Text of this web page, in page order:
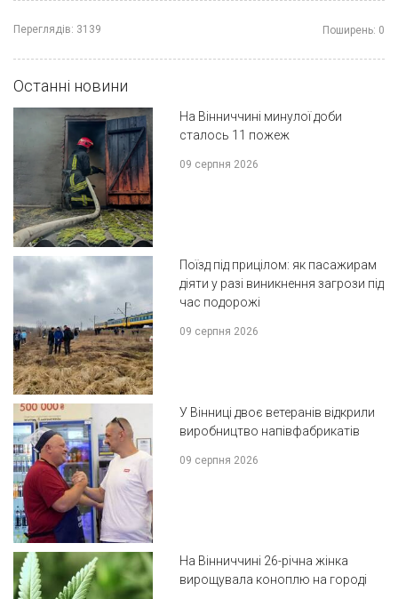
Переглядів: 3139 Поширень: 0
Останні новини
На Вінниччині минулої доби
сталось 11 пожеж
09 серпня 2026
Поїзд під прицілом: як пасажирам
діяти у разі виникнення загрози під
час подорожі
09 серпня 2026
У Вінниці двоє ветеранів відкрили
виробництво напівфабрикатів
09 серпня 2026
На Вінниччині 26-річна жінка
вирощувала коноплю на городі